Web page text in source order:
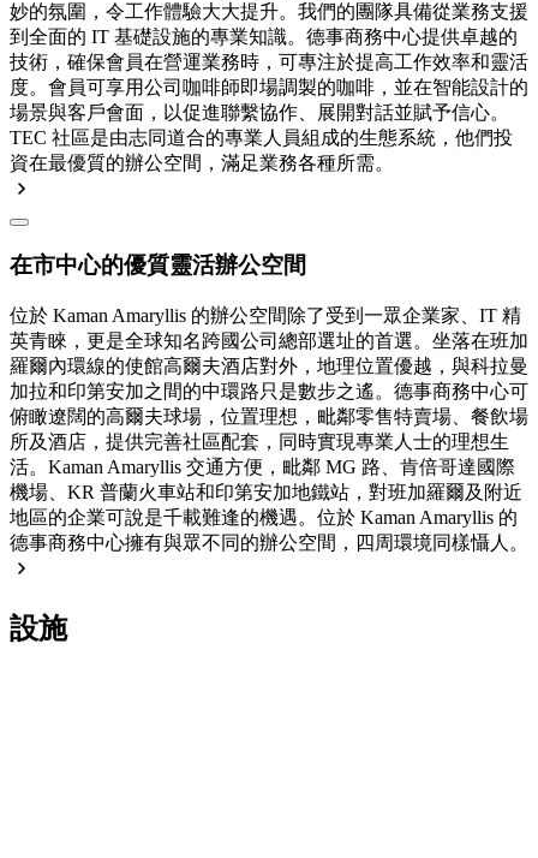
妙的氛圍，令工作體驗大大提升。我們的團隊具備從業務支援
到全面的 IT 基礎設施的專業知識。德事商務中心提供卓越的
技術，確保會員在營運業務時，可專注於提高工作效率和靈活
度。會員可享用公司咖啡師即場調製的咖啡，並在智能設計的
場景與客戶會面，以促進聯繫協作、展開對話並賦予信心。
TEC 社區是由志同道合的專業人員組成的生態系統，他們投
資在最優質的辦公空間，滿足業務各種所需。
在市中心的優質靈活辦公空間
位於 Kaman Amaryllis 的辦公空間除了受到一眾企業家、IT 精
英青睞，更是全球知名跨國公司總部選址的首選。坐落在班加
羅爾內環線的使館高爾夫酒店對外，地理位置優越，與科拉曼
加拉和印第安加之間的中環路只是數步之遙。德事商務中心可
俯瞰遼闊的高爾夫球場，位置理想，毗鄰零售特賣場、餐飲場
所及酒店，提供完善社區配套，同時實現專業人士的理想生
活。Kaman Amaryllis 交通方便，毗鄰 MG 路、肯倍哥達國際
機場、KR 普蘭火車站和印第安加地鐵站，對班加羅爾及附近
地區的企業可說是千載難逢的機遇。位於 Kaman Amaryllis 的
德事商務中心擁有與眾不同的辦公空間，四周環境同樣懾人。
設施